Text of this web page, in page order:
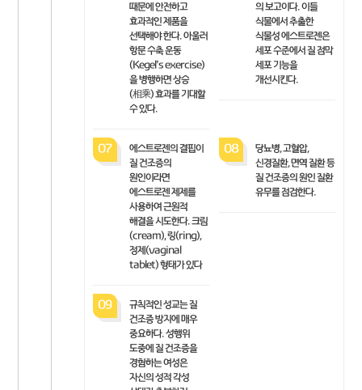
때문에 안전하고
효과적인 제품을
선택해야 한다. 아울러
항문 수축 운동
(Kegel’s exercise)
을 병행하면 상승
(相乘) 효과를 기대할
수 있다.
의 보고이다. 이들
식물에서 추출한
식물성 에스트로젠은
세포 수준에서 질 점막
세포 기능을
개선시킨다.
07
에스트로젠의 결핍이
질 건조증의
원인이라면
에스트로젠 제제를
사용하여 근원적
해결을 시도한다. 크림
(cream), 링(ring),
정제(vaginal
tablet) 형태가 있다
08
당뇨병, 고혈압,
신경질환, 면역 질환 등
질 건조증의 원인 질환
유무를 점검한다.
09
규칙적인 성교는 질
건조증 방지에 매우
중요하다. 성행위
도중에 질 건조증을
경험하는 여성은
자신의 성적 각성